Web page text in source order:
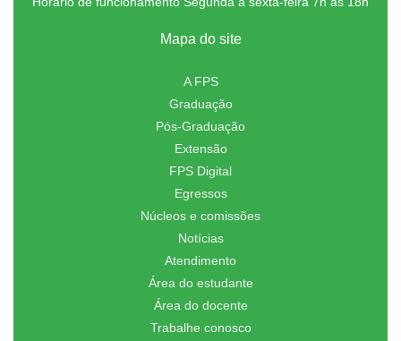
Mapa do site
A FPS
Graduação
Pós-Graduação
Extensão
FPS Digital
Egressos
Núcleos e comissões
Notícias
Atendimento
Área do estudante
Área do docente
Trabalhe conosco